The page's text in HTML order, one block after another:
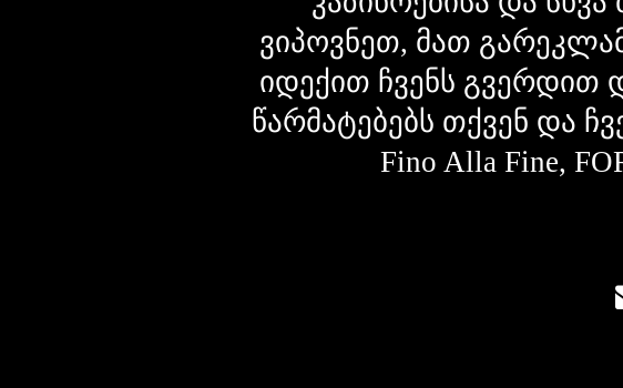
ვიპოვნეთ, მათ
იდექით ჩვენს გვერდით
წარმატებებს თქვენ და
Fino Alla Fine,